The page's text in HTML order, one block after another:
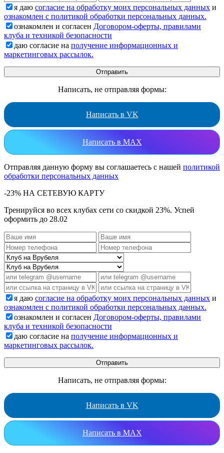
я даю согласие на обработку моих персональных данных и
ознакомлен с политикой обработки персональных данных.
ознакомлен и согласен Договором-оферты, правилами
клуба и техникой безопасности
даю согласие на получение информационных и
маркетинговых рассылок.
Написать, не отправляя формы:
Написать в VK
Написать в MAX
Отправляя данную форму вы соглашаетесь с нашей политикой
обработки персональных данных
-23% НА СЕТЕВУЮ КАРТУ
Тренируйся во всех клубах сети со скидкой 23%. Успей
оформить до 28.02
я даю согласие на обработку моих персональных данных и
ознакомлен с политикой обработки персональных данных.
ознакомлен и согласен Договором-оферты, правилами
клуба и техникой безопасности
даю согласие на получение информационных и
маркетинговых рассылок.
Написать, не отправляя формы:
Написать в VK
Написать в MAX